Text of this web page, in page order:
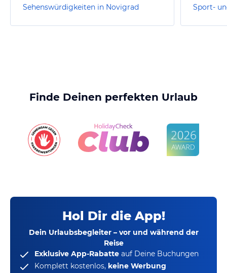
Sehenswürdigkeiten in Novigrad
Finde Deinen perfekten Urlaub
Hol Dir die App!
Dein Urlaubsbegleiter – vor und während der
Reise
Exklusive App-Rabatte auf Deine Buchungen
Komplett kostenlos, keine Werbung